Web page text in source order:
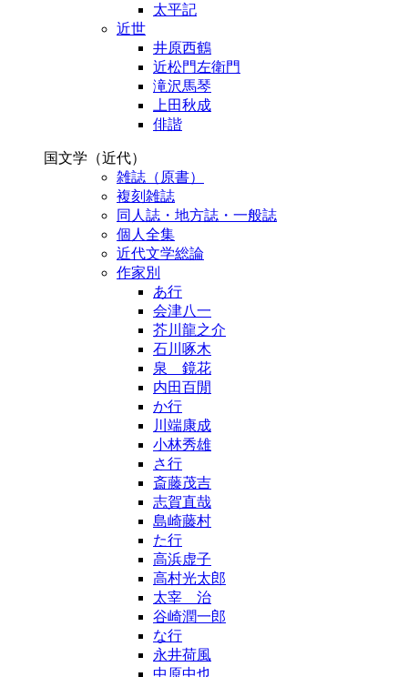
太平記
近世
井原西鶴
近松門左衛門
滝沢馬琴
上田秋成
俳諧
国文学（近代）
雑誌（原書）
複刻雑誌
同人誌・地方誌・一般誌
個人全集
近代文学総論
作家別
あ行
会津八一
芥川龍之介
石川啄木
泉 鏡花
内田百閒
か行
川端康成
小林秀雄
さ行
斎藤茂吉
志賀直哉
島崎藤村
た行
高浜虚子
高村光太郎
太宰 治
谷崎潤一郎
な行
永井荷風